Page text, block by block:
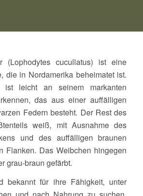
(Lophodytes cucullatus) ist eine
die in Nordamerika beheimatet ist.
ist leicht an seinem markanten
das aus einer auffälligen
Federn besteht. Der Rest des
weiß, mit Ausnahme des
und des auffälligen braunen
Flanken. Das Weibchen hingegen
grau-braun gefärbt.
bekannt für ihre Fähigkeit, unter